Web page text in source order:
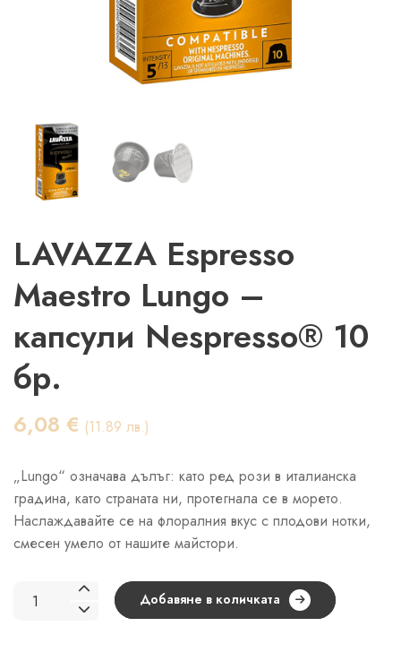
LAVAZZA Espresso
Maestro Lungo –
капсули Nespresso® 10
бр.
6,08 € (11.89 лв.)
„Lungo“ означава дълъг: като ред рози в италианска
градина, като страната ни, протегнала се в морето.
Наслаждавайте се на флоралния вкус с плодови нотки,
смесен умело от нашите майстори.
количество
Добавяне в количката